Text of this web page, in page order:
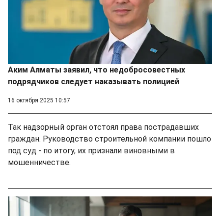
Аким Алматы заявил, что недобросовестных
подрядчиков следует наказывать полицией
16 октября 2025 10:57
Так надзорный орган отстоял права пострадавших
граждан. Руководство строительной компании пошло
под суд - по итогу, их признали виновными в
мошенничестве.